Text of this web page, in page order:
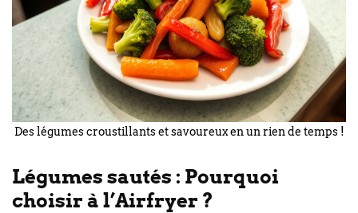
Des légumes croustillants et savoureux en un rien de temps !
Légumes sautés : Pourquoi
choisir à l’Airfryer ?